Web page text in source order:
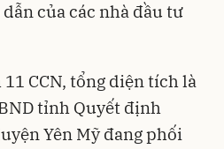
của các nhà đầu tư
CCN, tổng diện tích là
tỉnh Quyết định
Yên Mỹ đang phối